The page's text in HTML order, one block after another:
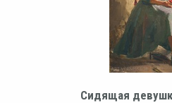
Сидящая